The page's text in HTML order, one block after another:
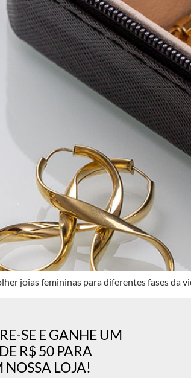
joias femininas para diferentes fases da
SE E GANHE UM
R$ 50 PARA
NOSSA LOJA!